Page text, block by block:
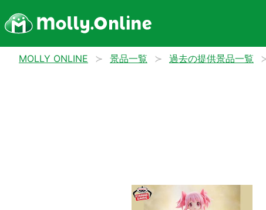
MOLLY ONLINE 景品一覧 過去の提供景品一覧